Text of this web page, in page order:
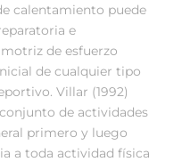
calentamiento puede
e
de esfuerzo
de cualquier tipo
Villar (1992)
de actividades
primero y luego
a toda actividad física